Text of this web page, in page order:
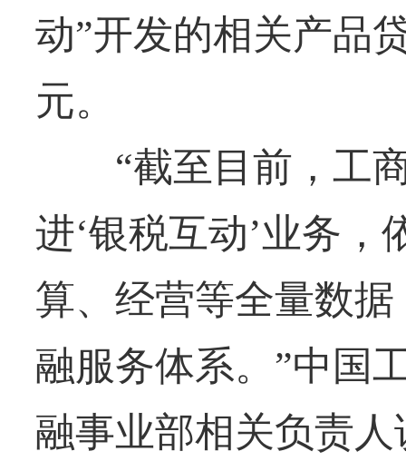
动”开发的相关产品
元。
“截至目前，工商
进‘银税互动’业务
算、经营等全量数
融服务体系。”中国
融事业部相关负责